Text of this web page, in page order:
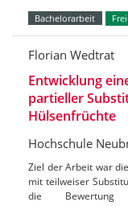
Bachelorarbeit
Florian Wedtrat
Entwicklung
partieller
Hülsenfrüchte
Hochschule
Ziel der Arbeit war
mit teilweiser
die Bewertung